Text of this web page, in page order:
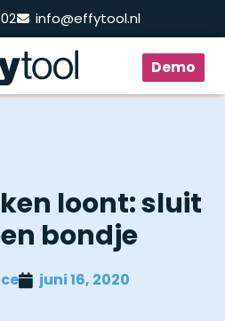
info@effytool.nl
Demo
loont: sluit
bondje
juni 16, 2020